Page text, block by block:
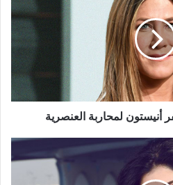
أنيستون لمحاربة العنصرية